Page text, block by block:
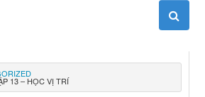
tư duy cho trẻ
13 – HỌC VỊ TRÍ